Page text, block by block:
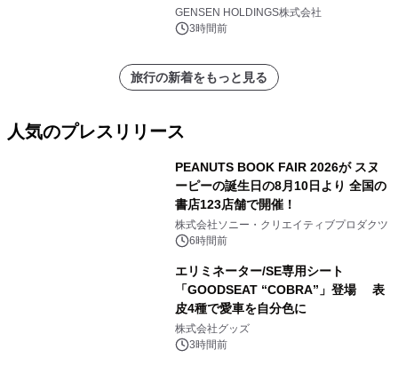
イキングの価格改定&繁忙日料金撤廃
を実施
GENSEN HOLDINGS株式会社
3時間前
旅行の新着をもっと見る
人気のプレスリリース
PEANUTS BOOK FAIR 2026が スヌ
ーピーの誕生日の8月10日より 全国の
書店123店舗で開催！
株式会社ソニー・クリエイティブプロダクツ
6時間前
エリミネーター/SE専用シート
「GOODSEAT “COBRA”」登場 表
皮4種で愛車を自分色に
株式会社グッズ
3時間前